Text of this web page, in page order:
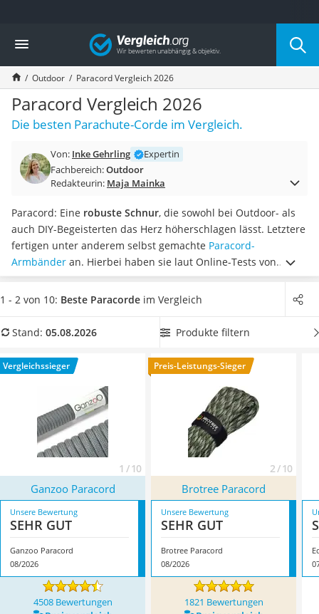
Die beliebtesten Vergleiche nach Kategorie
Freizeit & Sport
Gartentrampolin
Trampolin
Metalldetektor
Eufab-Fahrradträger
Trampolin 366 cm
Aluminium-Koffer
Futterboot
E-Bike-Dreirad
Trekkingschuhe Herren
Reisetasche mit Rollen
Klimmzugstation
Koffer
Nachtsichtgerät
Handgepäck-Koffer
Wanderschuhe Herren
Sicherheitsweste Reiten
Vergleich
Outdoor Paracord Vergleich 2026
Paracord Vergleich 2026
Die besten Parachute-Corde im Vergleich.
Von: Inke Gehrling
Expertin
Fachbereich:Outdoor
Redakteurin: Maja Mainka
Paracord: Eine robuste Schnur, die sowohl bei Outdoor- als
auch DIY-Begeisterten das Herz höherschlagen lässt. Letztere
fertigen unter anderem selbst gemachte Paracord-
Armbänder an. Hierbei haben sie laut Online-Tests von
Paracord die Qual der Wahl. Denn Paracord-Schnüre werden
in diversen Stärkenangeboten.Als besonders verbreitet
Tabelle unseres Paracord-Vergleichs haben wir diverse
im August 2026 besonders das ModellGanzoo Paracord
seinen Eigenschaften.
1 - 2 von 10: Beste Paracorde im Vergleich
Stand: 05.08.2026 Produkte filtern
Vergleichssieger
1 / 10
Preis-Leistungs-Sieger
2 / 10
Ganzoo Paracord Brotree Paracord
Unsere Bewertung
SEHR GUT
Ganzoo Paracord
08/2026
Unsere Bewertung
SEHR GUT
Brotree Paracord
08/2026
4508 Bewertungen 1821 Bewertungen